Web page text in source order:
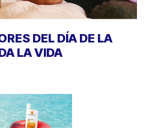
DEL DÍA DE LA
LA VIDA